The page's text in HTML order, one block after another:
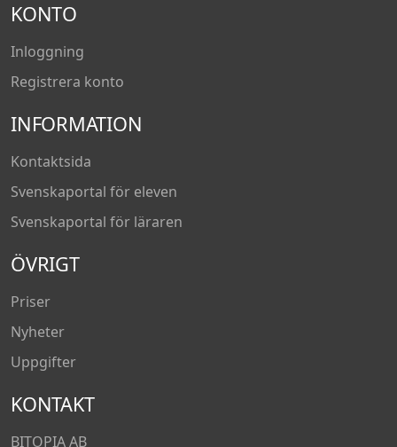
KONTO
Inloggning
Registrera konto
INFORMATION
Kontaktsida
Svenskaportal för eleven
Svenskaportal för läraren
ÖVRIGT
Priser
Nyheter
Uppgifter
KONTAKT
BITOPIA AB